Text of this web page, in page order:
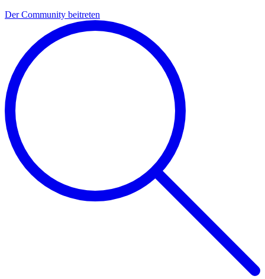
Der Community beitreten